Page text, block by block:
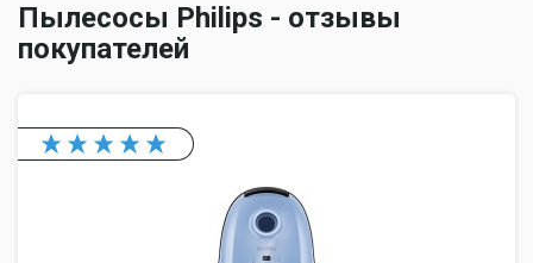
Пылесосы Philips - отзывы
покупателей